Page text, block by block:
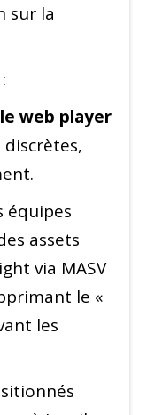
sur la
web player
assets
via MASV
le «
les